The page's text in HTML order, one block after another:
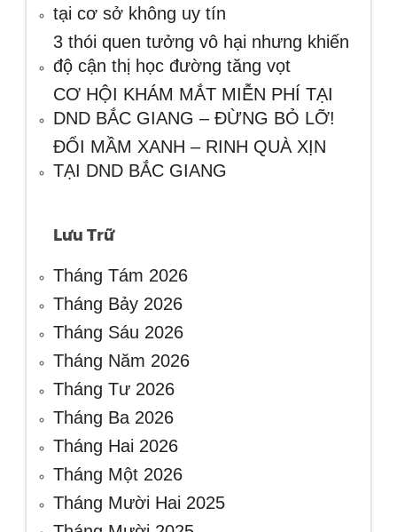
tại cơ sở không uy tín
3 thói quen tưởng vô hại nhưng khiến
độ cận thị học đường tăng vọt
CƠ HỘI KHÁM MẮT MIỄN PHÍ TẠI
DND BẮC GIANG – ĐỪNG BỎ LỠ!
ĐỔI MẦM XANH – RINH QUÀ XỊN
TẠI DND BẮC GIANG
Lưu Trữ
Tháng Tám 2026
Tháng Bảy 2026
Tháng Sáu 2026
Tháng Năm 2026
Tháng Tư 2026
Tháng Ba 2026
Tháng Hai 2026
Tháng Một 2026
Tháng Mười Hai 2025